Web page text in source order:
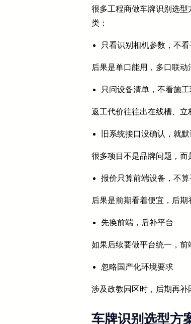
很多工程商做车牌识别选
类：
只看识别相机参数，不
后果是单口能用，多口联动
只问设备清单，不看施
返工代价往往出在线槽、立
旧系统接口没确认，就
很多项目不是品牌问题，而
报价只算前端设备，不
后果是前期看着便宜，后期
先换前端，后补平台
如果后续要做平台统一，前
忽略国产化环境要求
涉及政教园区时，后期再补
车牌识别选型方